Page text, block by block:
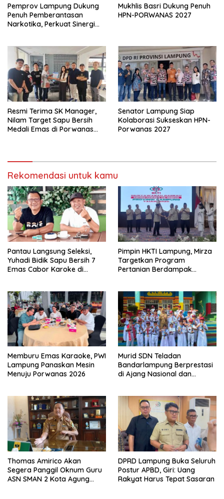
Pemprov Lampung Dukung
Penuh Pemberantasan
Narkotika, Perkuat Sinergi
Mukhlis Basri Dukung Penuh
HPN-PORWANAS 2027
Resmi Terima SK Manager,
Nilam Target Sapu Bersih
Medali Emas di Porwanas
Senator Lampung Siap
Kolaborasi Sukseskan HPN-
Porwanas 2027
Rekomendasi untuk kamu
Pantau Langsung Seleksi,
Yuhadi Bidik Sapu Bersih 7
Emas Cabor Karoke di
Pimpin HKTI Lampung, Mirza
Targetkan Program
Pertanian Berdampak
Memburu Emas Karaoke, PWI
Lampung Panaskan Mesin
Menuju Porwanas 2026
Murid SDN Teladan
Bandarlampung Berprestasi
di Ajang Nasional dan
Thomas Amirico Akan
Segera Panggil Oknum Guru
ASN SMAN 2 Kota Agung
DPRD Lampung Buka Seluruh
Postur APBD, Giri: Uang
Rakyat Harus Tepat Sasaran